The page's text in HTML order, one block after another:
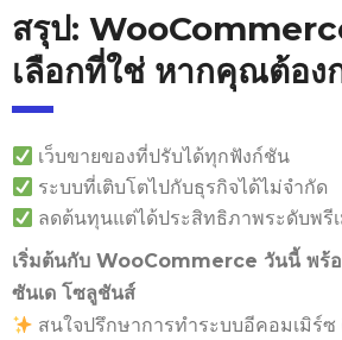
สรุป:
เลือกที่ใช่ หากคุณต้อง
เว็บขายของที่ปรับได้ทุกฟังก์ชัน
ระบบที่เติบโตไปกับธุรกิจได้ไม่จำกัด
ลดต้นทุนแต่ได้ประสิทธิภาพระดับพรี
เริ่มต้นกับ WooCommerce วันนี้ พร้
ซันเด โซลูชันส์
สนใจปรึกษาการทำระบบอีคอมเมิร์ซ